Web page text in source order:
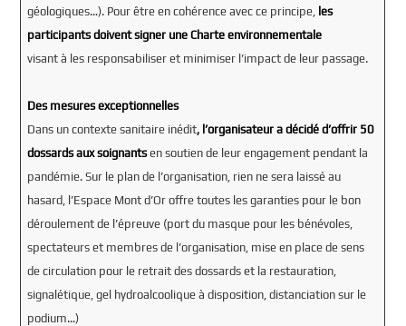
géologiques…). Pour être en cohérence avec ce principe, les
participants doivent signer une Charte environnementale
visant à les responsabiliser et minimiser l’impact de leur passage.
Des mesures exceptionnelles
Dans un contexte sanitaire inédit, l’organisateur a décidé d’offrir 50
dossards aux soignantsen soutien de leur engagement pendant la
pandémie. Sur le plan de l’organisation, rien ne sera laissé au
hasard, l’Espace Mont d’Or offre toutes les garanties pour le bon
déroulement de l’épreuve (port du masque pour les bénévoles,
spectateurs et membres de l’organisation, mise en place de sens
de circulation pour le retrait des dossards et la restauration,
signalétique, gel hydroalcoolique à disposition, distanciation sur le
podium…)